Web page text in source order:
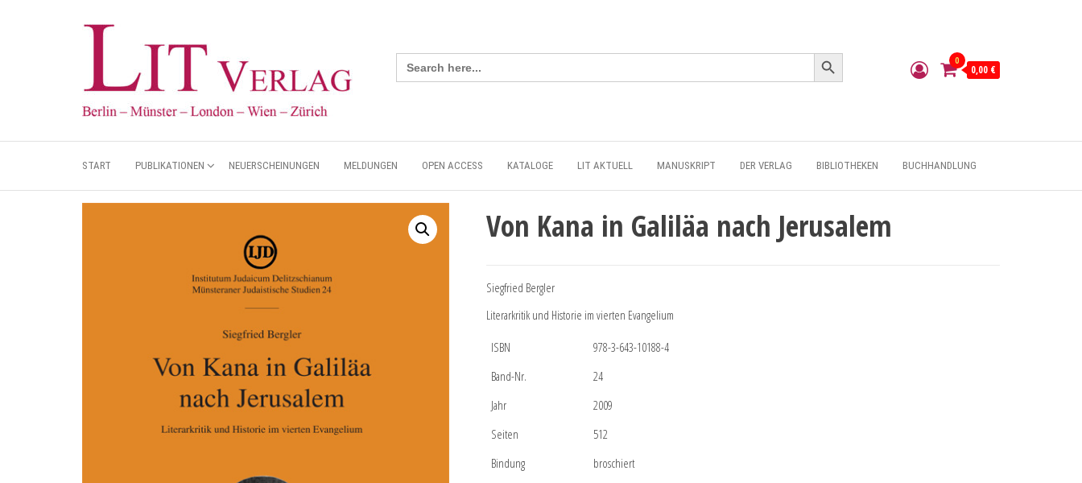
Search
for:
Search Button
0
0,00 €
START PUBLIKATIONEN NEUERSCHEINUNGEN MELDUNGEN OPEN ACCESS KATALOGE LIT AKTUELL MANUSKRIPT DER VERLAG BIBLIOTHEKEN BUCHHANDLUNG
Von Kana in Galiläa nach Jerusalem
Siegfried Bergler
Literarkritik und Historie im vierten Evangelium
ISBN
978-3-643-10188-4
Band-Nr.
24
Jahr
2009
Seiten
512
Bindung
broschiert